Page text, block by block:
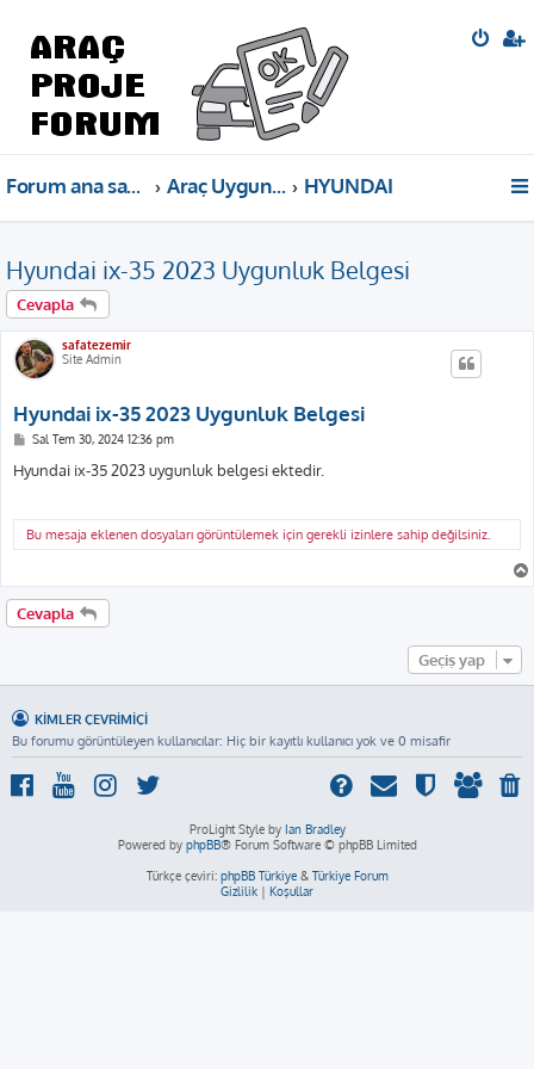
Forum ana sayfa Araç Uygunluk Belgeleri HYUNDAI
Hyundai ix-35 2023 Uygunluk Belgesi
Cevapla
safatezemir
Site Admin
Hyundai ix-35 2023 Uygunluk Belgesi
M
s
a
Sal Tem 30, 2024 12:36 pm
Hyundai ix-35 2023 uygunluk belgesi ektedir.
Bu mesaja eklenen dosyaları görüntülemek için gerekli izinlere sahip değilsiniz.
Cevapla
Geçiş yap
KIMLER ÇEVRIMIÇI
Bu forumu görüntüleyen kullanıcılar: Hiç bir kayıtlı kullanıcı yok ve 0 misafir
ProLight Style by Ian Bradley
Powered by phpBB® Forum Software © phpBB Limited
Türkçe çeviri: phpBB Türkiye& Türkiye Forum
Gizlilik | Koşullar